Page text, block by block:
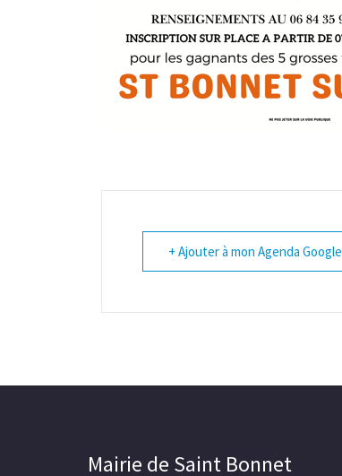
+ Ajouter à mon Agenda Google
Mairie de Saint Bonnet